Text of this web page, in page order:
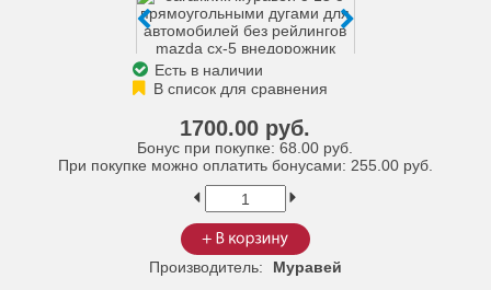
Есть в наличии
1700.00 руб.
Бонус при покупке:68.00 руб.
При покупке можно оплатить бонусами: 255.00 руб.
Производитель: Муравей